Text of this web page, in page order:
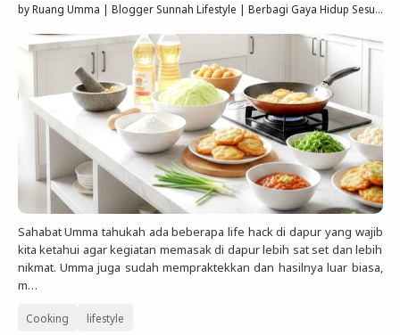
byRuang Umma | Blogger Sunnah Lifestyle | Berbagi Gaya Hidup Sesuai Quran Sunnah
Sahabat Umma tahukah ada beberapa life hack di dapur yang wajib
kita ketahui agar kegiatan memasak di dapur lebih sat set dan lebih
nikmat. Umma juga sudah mempraktekkan dan hasilnya luar biasa,
m…
Cooking lifestyle